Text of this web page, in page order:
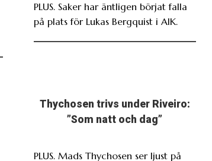
PLUS. Saker har äntligen börjat falla
på plats för Lukas Bergquist i AIK.
Thychosen trivs under Riveiro:
”Som natt och dag”
PLUS. Mads Thychosen ser ljust på